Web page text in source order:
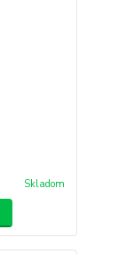
Skladom